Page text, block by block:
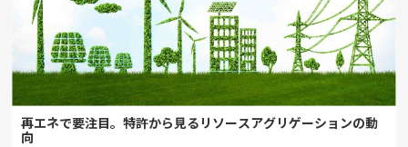
再エネで要注目。特許から見るリソースアグリゲーションの動
向